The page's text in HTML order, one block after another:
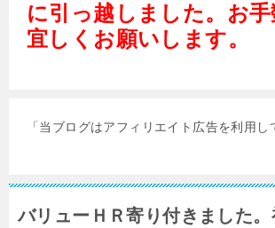
に引っ越しました。お
宜しくお願いします。
「当ブログはアフィリエイト広告を利用し
バリューＨＲ寄り付きました。